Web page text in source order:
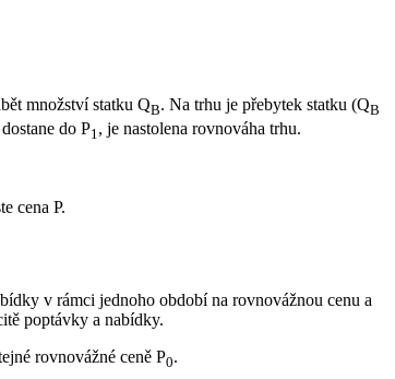
množství statku QB. Na trhu je přebytek statku (QB
do P1, je nastolena rovnováha trhu.
cena P.
v rámci jednoho období na rovnovážnou cenu a
poptávky a nabídky.
rovnovážné ceně P0.